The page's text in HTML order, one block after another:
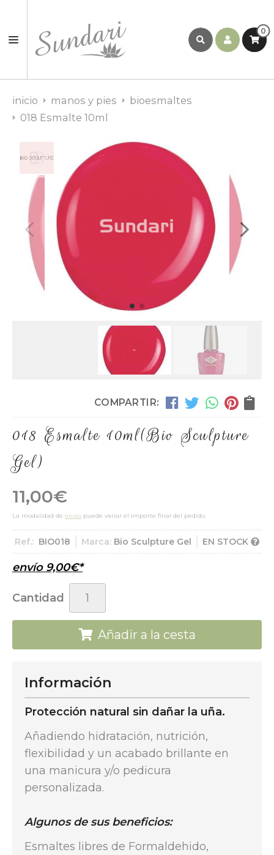
0
inicio manos y pies
bioesmaltes
018 Esmalte 10ml
COMPARTIR:
018 Esmalte 10ml(Bio Sculpture
Gel)
11,00€
La modalidad de envío puede variar el importe final del pedido.
Ref.: BIO018 Marca: Bio Sculpture Gel EN STOCK
envío 9,00€*
Cantidad
Añadir a la cesta
Información
Protección natural sin dañar la uña.
Añadiendo hidratación, nutrición,
flexibilidad y un acabado brillante en
una manicura y/o pedicura
personalizada.
Algunos de sus beneficios:
Esmaltes libres de Formaldehido,